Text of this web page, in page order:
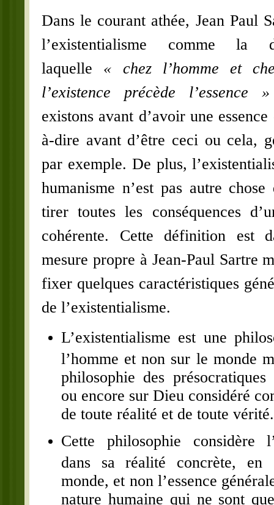
Dans le courant athée, Jean Paul
l’existentialisme comme la
laquelle « chez l’homme et
l’existence précède l’essence
existons avant d’avoir une
à-dire avant d’être ceci ou cela,
par exemple. De plus,
humanisme n’est pas autre
tirer toutes les conséquences
cohérente. Cette définition est
mesure propre à Jean-Paul Sartre
fixer quelques caractéristiques
de l’existentialisme.
L’existentialisme est une
l’homme et non sur le monde
philosophie des
ou encore sur Dieu considéré
de toute réalité et de toute vérité.
Cette philosophie considère
dans sa réalité concrète, en
monde, et non l’essence
nature humaine qui ne sont